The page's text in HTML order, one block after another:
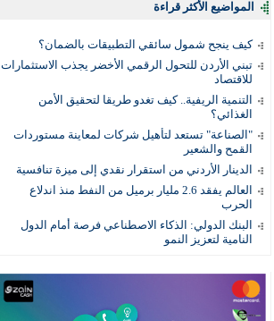
المواضيع الأكثر قراءة
كيف ينجح شمول سائقي التطبيقات بالضمان؟
تبني الأردن للتحول الرقمي الأخضر يجذب الاستثمارات
للاقتصاد
التنمية الريفية.. كيف تغدو طريقا لتحقيق الأمن
الغذائي؟
"الصناعة" تستعد لتأهيل شركات لمعاينة مستوردات
القمح والشعير
الدينار الأردني من استقرار نقدي إلى ميزة تنافسية
العالم يفقد 2.6 مليار برميل من النفط منذ اندلاع
الحرب
البنك الدولي: الذكاء الاصطناعي فرصة أمام الدول
النامية لتعزيز النمو